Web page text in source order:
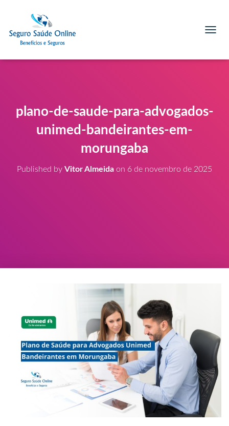
O
plano-de-saude-para-advogados-
unimed-bandeirantes-em-
morungaba
Published by Vitor Almeida on 6 de novembro de 2025